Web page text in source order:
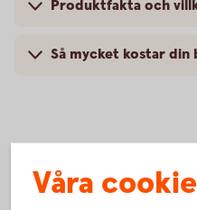
Produktfakta och
Så mycket kostar
Vanliga frågor
Mitsubishi
Våra